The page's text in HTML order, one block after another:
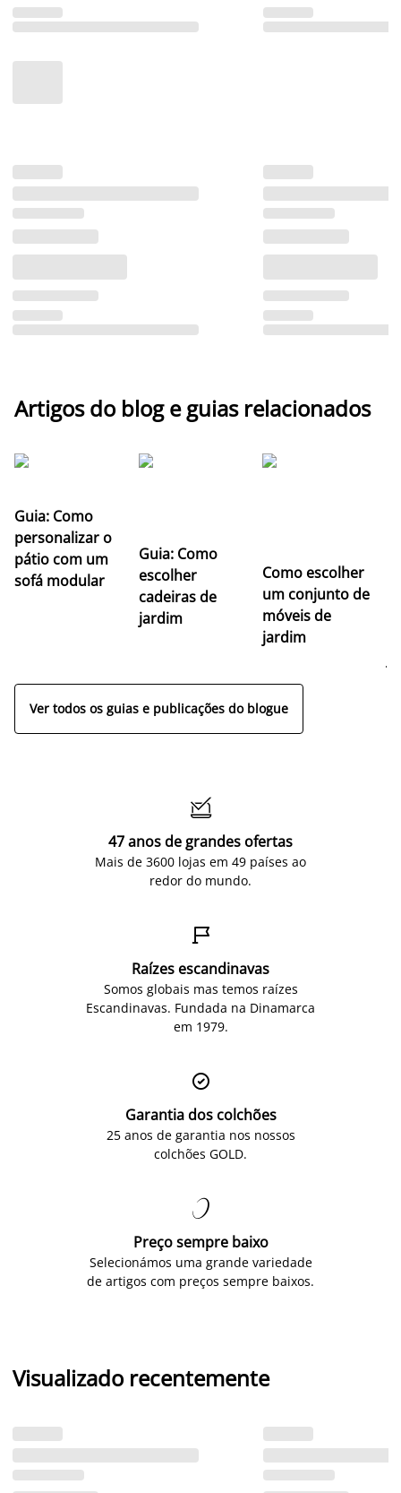
Artigos do blog e guias relacionados
Guia: Como
personalizar o
pátio com um
sofá modular
Guia: Como
escolher
cadeiras de
jardim
Como escolher
um conjunto de
móveis de
jardim
Ver todos os guias e publicações do blogue

47 anos de grandes ofertas
Mais de 3600 lojas em 49 países ao
redor do mundo.

Raízes escandinavas
Somos globais mas temos raízes
Escandinavas. Fundada na Dinamarca
em 1979.

Garantia dos colchões
25 anos de garantia nos nossos
colchões GOLD.

Preço sempre baixo
Selecionámos uma grande variedade
de artigos com preços sempre baixos.
Visualizado recentemente